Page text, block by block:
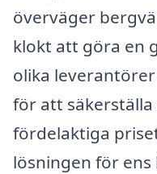
överväger
klokt att göra en
olika
för att
fördelaktiga
lösningen för ens